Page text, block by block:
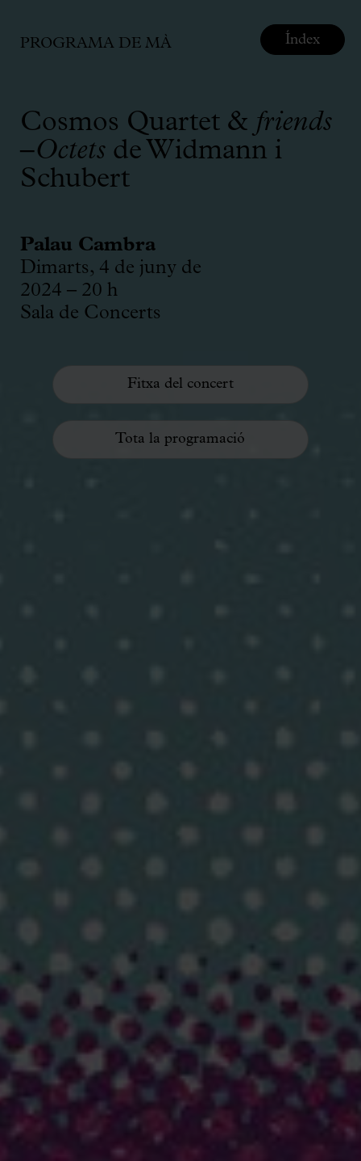
PROGRAMA DE MÀ
Cosmos Quartet & friends
–Octets de Widmann i
Schubert
Palau Cambra
Dimarts, 4 de juny de
2024 – 20 h
Sala de Concerts
Fitxa del concert
Tota la programació
Índex